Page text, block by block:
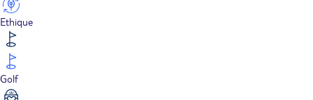
Ethique
Golf